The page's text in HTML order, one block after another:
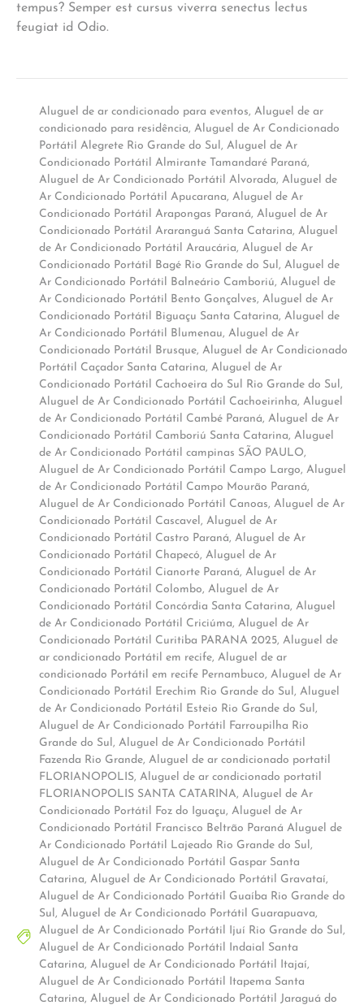
tempus? Semper est cursus viverra senectus lectus
feugiat id Odio.
Aluguel de ar condicionado para eventos, Aluguel de ar
condicionado para residência, Aluguel de Ar Condicionado
Portátil Alegrete Rio Grande do Sul, Aluguel de Ar
Condicionado Portátil Almirante Tamandaré Paraná,
Aluguel de Ar Condicionado Portátil Alvorada, Aluguel de
Ar Condicionado Portátil Apucarana, Aluguel de Ar
Condicionado Portátil Arapongas Paraná, Aluguel de Ar
Condicionado Portátil Araranguá Santa Catarina, Aluguel
de Ar Condicionado Portátil Araucária, Aluguel de Ar
Condicionado Portátil Bagé Rio Grande do Sul, Aluguel de
Ar Condicionado Portátil Balneário Camboriú, Aluguel de
Ar Condicionado Portátil Bento Gonçalves, Aluguel de Ar
Condicionado Portátil Biguaçu Santa Catarina, Aluguel de
Ar Condicionado Portátil Blumenau, Aluguel de Ar
Condicionado Portátil Brusque, Aluguel de Ar Condicionado
Portátil Caçador Santa Catarina, Aluguel de Ar
Condicionado Portátil Cachoeira do Sul Rio Grande do Sul,
Aluguel de Ar Condicionado Portátil Cachoeirinha, Aluguel
de Ar Condicionado Portátil Cambé Paraná, Aluguel de Ar
Condicionado Portátil Camboriú Santa Catarina, Aluguel
de Ar Condicionado Portátil campinas SÃO PAULO,
Aluguel de Ar Condicionado Portátil Campo Largo, Aluguel
de Ar Condicionado Portátil Campo Mourão Paraná,
Aluguel de Ar Condicionado Portátil Canoas, Aluguel de Ar
Condicionado Portátil Cascavel, Aluguel de Ar
Condicionado Portátil Castro Paraná, Aluguel de Ar
Condicionado Portátil Chapecó, Aluguel de Ar
Condicionado Portátil Cianorte Paraná, Aluguel de Ar
Condicionado Portátil Colombo, Aluguel de Ar
Condicionado Portátil Concórdia Santa Catarina, Aluguel
de Ar Condicionado Portátil Criciúma, Aluguel de Ar
Condicionado Portátil Curitiba PARANA 2025, Aluguel de
ar condicionado Portátil em recife, Aluguel de ar
condicionado Portátil em recife Pernambuco, Aluguel de Ar
Condicionado Portátil Erechim Rio Grande do Sul, Aluguel
de Ar Condicionado Portátil Esteio Rio Grande do Sul,
Aluguel de Ar Condicionado Portátil Farroupilha Rio
Grande do Sul, Aluguel de Ar Condicionado Portátil
Fazenda Rio Grande, Aluguel de ar condicionado portatil
FLORIANOPOLIS, Aluguel de ar condicionado portatil
FLORIANOPOLIS SANTA CATARINA, Aluguel de Ar
Condicionado Portátil Foz do Iguaçu, Aluguel de Ar
Condicionado Portátil Francisco Beltrão Paraná Aluguel de
Ar Condicionado Portátil Lajeado Rio Grande do Sul,
Aluguel de Ar Condicionado Portátil Gaspar Santa
Catarina, Aluguel de Ar Condicionado Portátil Gravataí,
Aluguel de Ar Condicionado Portátil Guaíba Rio Grande do
Sul, Aluguel de Ar Condicionado Portátil Guarapuava,
Aluguel de Ar Condicionado Portátil Ijuí Rio Grande do Sul,
Aluguel de Ar Condicionado Portátil Indaial Santa
Catarina, Aluguel de Ar Condicionado Portátil Itajaí,
Aluguel de Ar Condicionado Portátil Itapema Santa
Catarina, Aluguel de Ar Condicionado Portátil Jaraguá do